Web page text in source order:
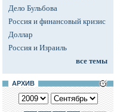
Дело Бульбова
Россия и финансовый кризис
Доллар
Россия и Израиль
все темы
АРХИВ